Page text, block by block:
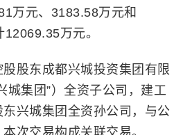
万元、3183.58万元和
万元。
股东成都兴城投资集团有限
城集团”）全资子公司，建工
兴城集团全资孙公司，与公